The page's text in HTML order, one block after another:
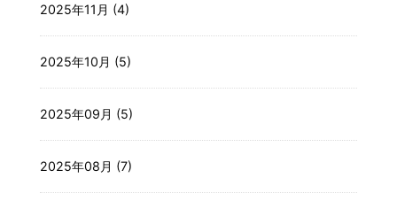
2025年11月 (4)
2025年10月 (5)
2025年09月 (5)
2025年08月 (7)